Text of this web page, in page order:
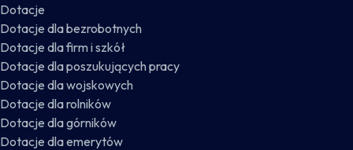
Dotacje
Dotacje dla bezrobotnych
Dotacje dla firm i szkół
Dotacje dla poszukujących pracy
Dotacje dla wojskowych
Dotacje dla rolników
Dotacje dla górników
Dotacje dla emerytów